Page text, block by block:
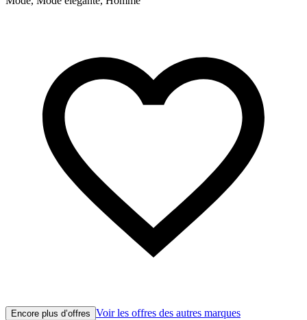
Encore plus d’offres Voir les offres des autres marques